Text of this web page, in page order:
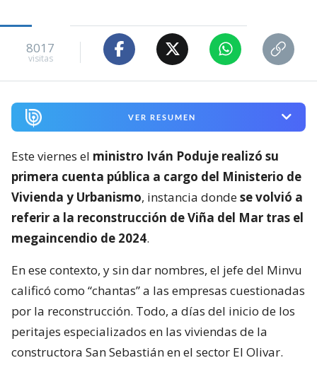
8017
visitas
VER RESUMEN
Este viernes el ministro Iván Poduje realizó su
primera cuenta pública a cargo del Ministerio de
Vivienda y Urbanismo, instancia dondese volvió a
referir a la reconstrucción de Viña del Mar tras el
megaincendio de 2024.
En ese contexto, y sin dar nombres, el jefe del Minvu
calificó como “chantas” a las empresas cuestionadas
por la reconstrucción. Todo, a días del inicio de los
peritajes especializados en las viviendas de la
constructora San Sebastián en el sector El Olivar.